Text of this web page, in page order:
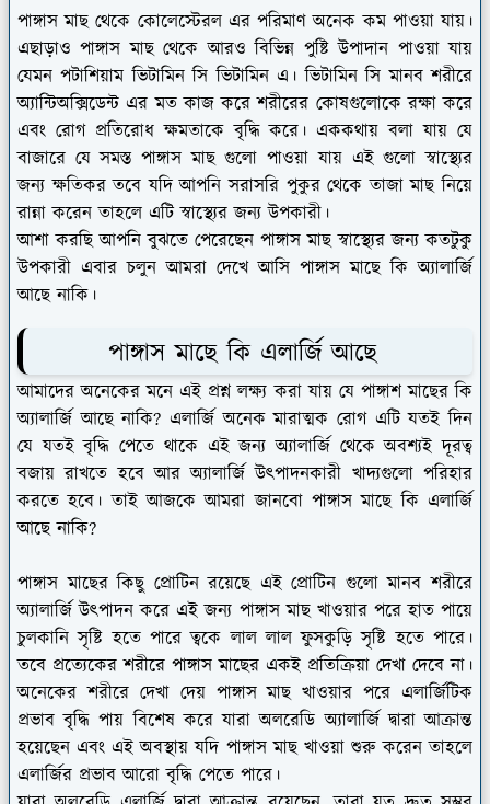
পাঙ্গাস মাছ থেকে কোলেস্টেরল এর পরিমাণ অনেক কম পাওয়া যায়।
এছাড়াও পাঙ্গাস মাছ থেকে আরও বিভিন্ন পুষ্টি উপাদান পাওয়া যায়
যেমন পটাশিয়াম ভিটামিন সি ভিটামিন এ। ভিটামিন সি মানব শরীরে
অ্যান্টিঅক্সিডেন্ট এর মত কাজ করে শরীরের কোষগুলোকে রক্ষা করে
এবং রোগ প্রতিরোধ ক্ষমতাকে বৃদ্ধি করে। এককথায় বলা যায় যে
বাজারে যে সমস্ত পাঙ্গাস মাছ গুলো পাওয়া যায় এই গুলো স্বাস্থ্যের
জন্য ক্ষতিকর তবে যদি আপনি সরাসরি পুকুর থেকে তাজা মাছ নিয়ে
রান্না করেন তাহলে এটি স্বাস্থ্যের জন্য উপকারী।
আশা করছি আপনি বুঝতে পেরেছেন পাঙ্গাস মাছ স্বাস্থ্যের জন্য কতটুকু
উপকারী এবার চলুন আমরা দেখে আসি পাঙ্গাস মাছে কি অ্যালার্জি
আছে নাকি।
পাঙ্গাস মাছে কি এলার্জি আছে
আমাদের অনেকের মনে এই প্রশ্ন লক্ষ্য করা যায় যে পাঙ্গাশ মাছের কি
অ্যালার্জি আছে নাকি? এলার্জি অনেক মারাত্মক রোগ এটি যতই দিন
যে যতই বৃদ্ধি পেতে থাকে এই জন্য অ্যালার্জি থেকে অবশ্যই দূরত্ব
বজায় রাখতে হবে আর অ্যালার্জি উৎপাদনকারী খাদ্যগুলো পরিহার
করতে হবে। তাই আজকে আমরা জানবো পাঙ্গাস মাছে কি এলার্জি
আছে নাকি?
পাঙ্গাস মাছের কিছু প্রোটিন রয়েছে এই প্রোটিন গুলো মানব শরীরে
অ্যালার্জি উৎপাদন করে এই জন্য পাঙ্গাস মাছ খাওয়ার পরে হাত পায়ে
চুলকানি সৃষ্টি হতে পারে ত্বকে লাল লাল ফুসকুড়ি সৃষ্টি হতে পারে।
তবে প্রত্যেকের শরীরে পাঙ্গাস মাছের একই প্রতিক্রিয়া দেখা দেবে না।
অনেকের শরীরে দেখা দেয় পাঙ্গাস মাছ খাওয়ার পরে এলার্জিটিক
প্রভাব বৃদ্ধি পায় বিশেষ করে যারা অলরেডি অ্যালার্জি দ্বারা আক্রান্ত
হয়েছেন এবং এই অবস্থায় যদি পাঙ্গাস মাছ খাওয়া শুরু করেন তাহলে
এলার্জির প্রভাব আরো বৃদ্ধি পেতে পারে।